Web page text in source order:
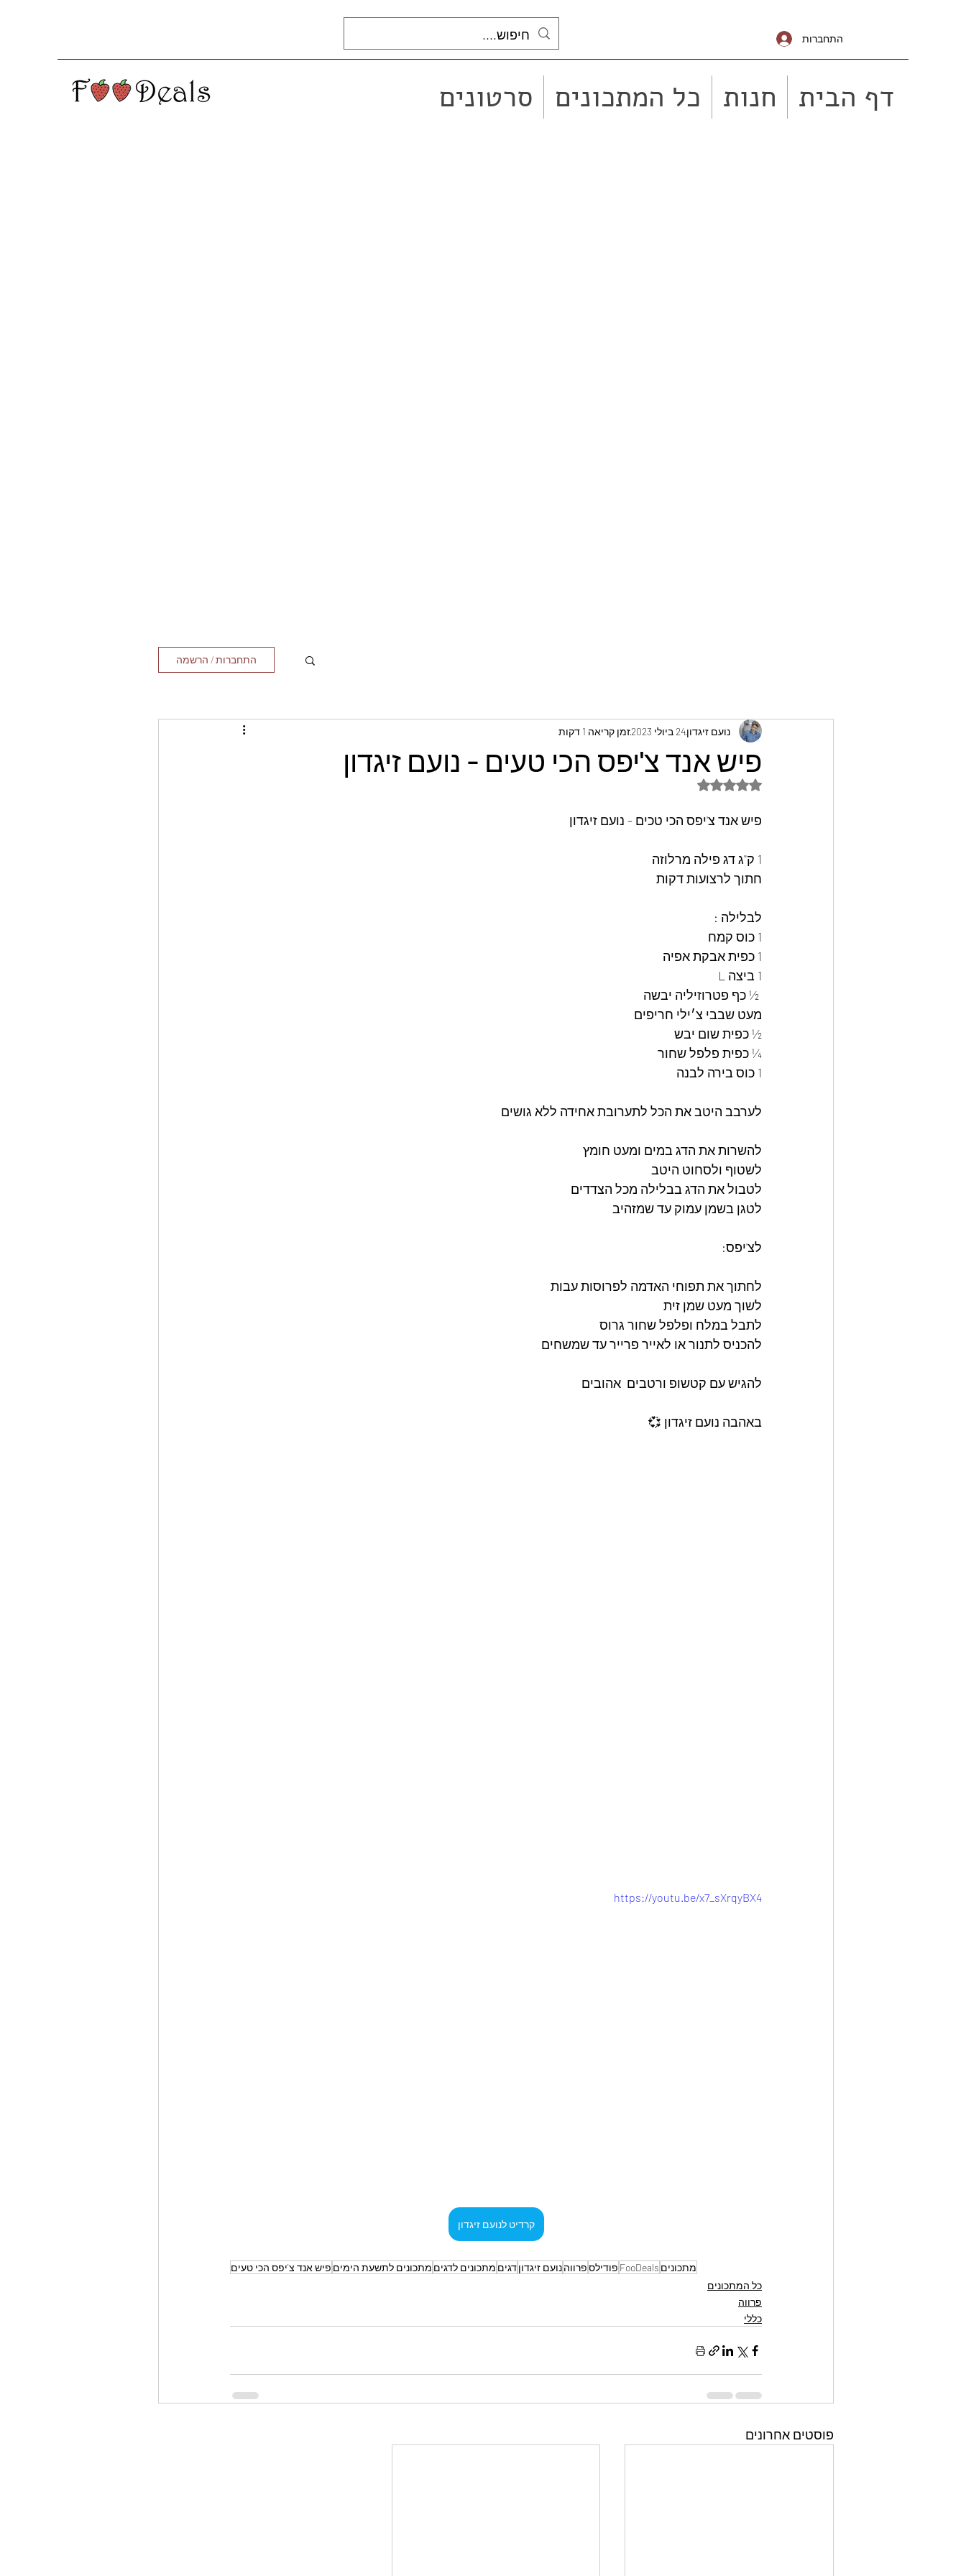
התחברות
דף הבית חנות כל המתכונים סרטונים
התחברות / הרשמה
פיש אנד צ'יפס הכי טעים - נועם זיגדון
נועם זיגדון24 ביולי 2023 זמן קריאה 1 דקות
דירוג של NaN מתוך 5 כוכבים
פיש אנד צ'יפס הכי טכים - נועם זיגדון
1 ק"ג דג פילה מרלוזה
חתוך לרצועות דקות
לבלילה :
1 כוס קמח
1 כפית אבקת אפיה
1 ביצה L
מעט שבבי צ׳ילי חריפים
½ כפית שום יבש
¼ כפית פלפל שחור
1 כוס בירה לבנה
לערבב היטב את הכל לתערובת אחידה ללא גושים
להשרות את הדג במים ומעט חומץ
לשטוף ולסחוט היטב
לטבול את הדג בבלילה מכל הצדדים
לטגן בשמן עמוק עד שמזהיב
לצ'יפס:
לחתוך את תפוחי האדמה לפרוסות עבות
לשוך מעט שמן זית
לתבל במלח ופלפל שחור גרוס
להכניס לתנור או לאייר פרייר עד שמשחים
להגיש עם קטשופ ורטבים  אהובים
באהבה נועם זיגדון 💞
https://youtu.be/x7_sXrqyBX4
קרדיט לנועם זיגדון
מתכונים FooDeals פודילספרווהנועם זיגדוןדגים מתכונים לדגים מתכונים לתשעת הימים פיש אנד צ'יפס הכי טעים
כל המתכונים
פרווה
כללי
פוסטים אחרונים